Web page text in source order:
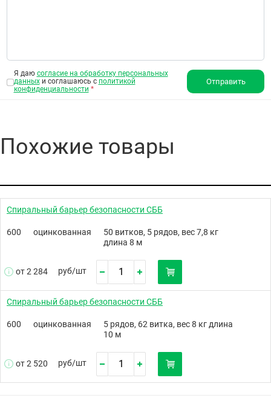
Я даю согласие на обработку персональных
данныхи соглашаюсь с политикой
конфиденциальности *
Отправить
Похожие товары
Спиральный барьер безопасности СББ
600 оцинкованная
50 витков, 5 рядов, вес 7,8 кг
длина 8 м
от 2 284 руб/шт
Спиральный барьер безопасности СББ
600 оцинкованная
5 рядов, 62 витка, вес 8 кг длина
10 м
от 2 520 руб/шт